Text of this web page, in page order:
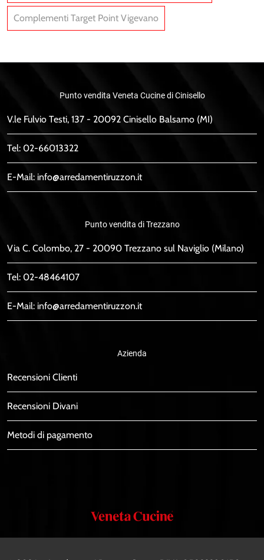
Complementi Target Point Vigevano
Punto vendita Veneta Cucine di Cinisello
V.le Fulvio Testi, 137 - 20092 Cinisello Balsamo (MI)
Tel: 02-66013322
E-Mail: info@arredamentiruzzon.it
Punto vendita di Trezzano
Via C. Colombo, 27 - 20090 Trezzano sul Naviglio (Milano)
Tel: 02-48464107
E-Mail: info@arredamentiruzzon.it
Azienda
Recensioni Clienti
Recensioni Divani
Metodi di pagamento
Veneta